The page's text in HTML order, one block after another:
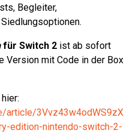
Begleiter,
für Switch 2 ist ab sofort
Version mit Code in der Box
article/3Vvz43w4odWS9zX
edition-nintendo-switch-2-